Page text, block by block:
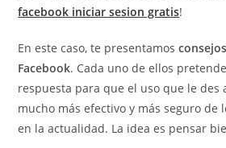
facebook iniciar sesion gratis!
En este caso, te presentamos
Facebook. Cada uno de ellos
respuesta para que el uso que le des
mucho más efectivo y más seguro de
en la actualidad. La idea es pensar